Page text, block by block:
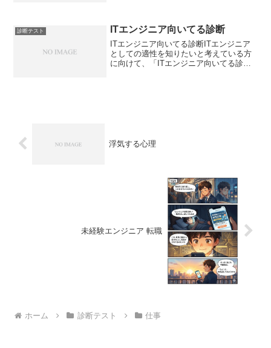
助けとなるでしょう。この...
診断テスト ITエンジニア向いてる診断
ITエンジニア向いてる診断ITエンジニア
としての適性を知りたいと考えている方
に向けて、「ITエンジニア向いてる診
浮気する心理
未経験エンジニア 転職
ホーム 診断テスト 仕事